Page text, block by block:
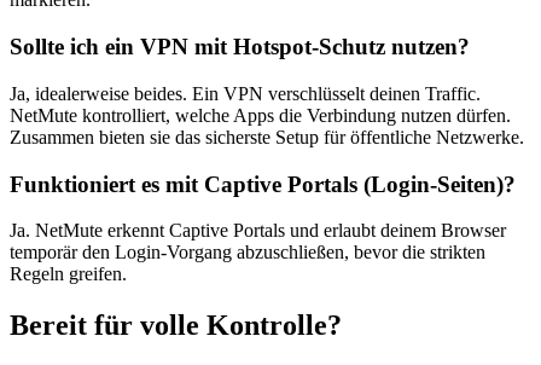
Sollte ich ein VPN mit Hotspot-Schutz nutzen?
Ja, idealerweise beides. Ein VPN verschlüsselt deinen Traffic.
NetMute kontrolliert, welche Apps die Verbindung nutzen dürfen.
Zusammen bieten sie das sicherste Setup für öffentliche Netzwerke.
Funktioniert es mit Captive Portals (Login-Seiten)?
Ja. NetMute erkennt Captive Portals und erlaubt deinem Browser
temporär den Login-Vorgang abzuschließen, bevor die strikten
Regeln greifen.
Bereit für volle Kontrolle?